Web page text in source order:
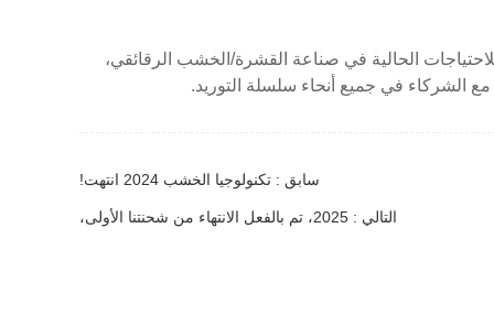
الحالية في صناعة القشرة/الخشب الرقائقي،
سابق : تكنولوجيا الخشب 2024 انتهت!
التالي : 2025، تم بالفعل الانتهاء من شحنتنا الأولى،